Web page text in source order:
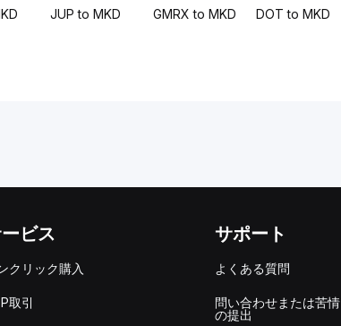
JUP to MKD GMRX to MKD DOT to MKD
ビス
クリック購入
取引
サポート
よくある質問
問い合わせまたは苦情
の提出